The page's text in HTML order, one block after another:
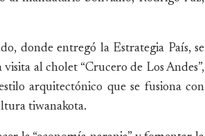
donde entregó la Estrategia País, se
al cholet “Crucero de Los Andes”,
arquitectónico que se fusiona con
tiwanakota.